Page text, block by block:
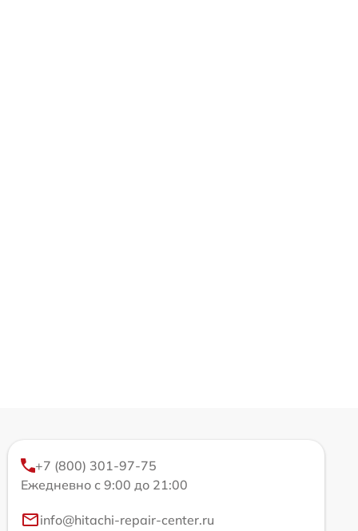
+7 (800) 301-97-75
Ежедневно с 9:00 до 21:00
info@hitachi-repair-center.ru